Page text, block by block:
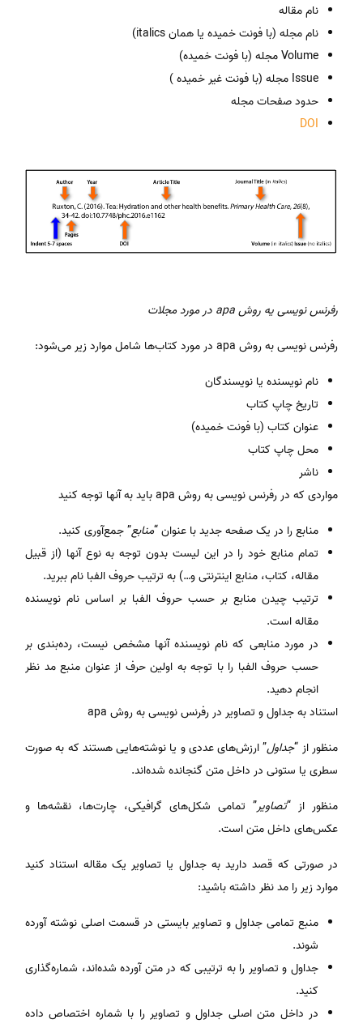
نام مقاله
نام مجله (با فونت خمیده یا همان italics)
Volume مجله (با فونت خمیده)
Issue مجله (با فونت غیر خمیده )
حدود صفحات مجله
DOI
رفرنس نویسی یه روش
در مورد مجلات
رفرنس نویسی به روش apa در مورد کتاب‌ها شامل موارد زیر می‌شود:
نام نویسنده یا نویسندگان
تاریخ چاپ کتاب
عنوان کتاب (با فونت خمیده)
محل چاپ کتاب
ناشر
مواردی که در رفرنس نویسی به روش apa باید به آنها توجه کنید
منابع را در یک صفحه جدید با عنوان “منابع” جمع‌آوری کنید.
تمام منابع خود را در این لیست بدون توجه به نوع آنها (از قبیل
مقاله، کتاب، منابع اینترنتی و…) به ترتیب حروف الفبا نام ببرید.
ترتیب چیدن منابع بر حسب حروف الفبا بر اساس نام نویسنده
مقاله است.
در مورد منابعی که نام نویسنده آنها مشخص نیست، رده‌بندی بر
حسب حروف الفبا را با توجه به اولین حرف از عنوان منبع مد نظر
انجام دهید.
استناد به جداول و تصاویر در رفرنس نویسی به روش apa
منظور از “جداول” ارزش‌های عددی و یا نوشته‌هایی هستند که به صورت
سطری یا ستونی در داخل متن گنجانده شده‌اند.
منظور از “تصاویر” تمامی شکل‌های گرافیکی، چارت‌ها، نقشه‌ها و
عکس‌های داخل متن است.
در صورتی که قصد دارید به جداول یا تصاویر یک مقاله استناد کنید
موارد زیر را مد نظر داشته باشید:
منبع تمامی جداول و تصاویر بایستی در قسمت اصلی نوشته آورده
شوند.
جداول و تصاویر را به ترتیبی که در متن آورده شده‌اند، شماره‌گذاری
کنید.
در داخل متن اصلی جداول و تصاویر را با شماره اختصاص داده